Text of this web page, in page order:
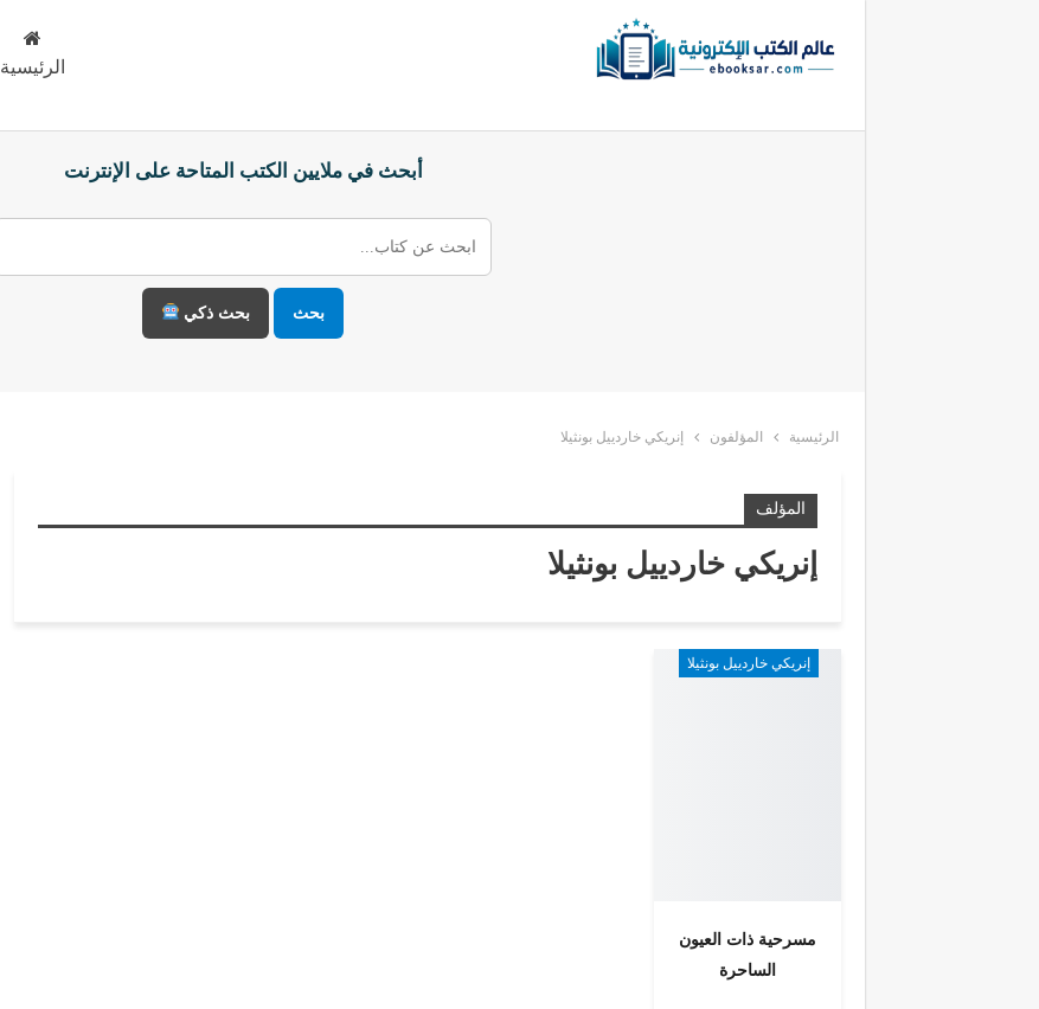
الرئيسية
أبحث في ملايين الكتب المتاحة على الإنترنت
بحث بحث ذكي
الرئيسية المؤلفون إنريكي خاردييل بونثيلا
المؤلف
إنريكي خاردييل بونثيلا
إنريكي خاردييل بونثيلا
مسرحية ذات العيون
الساحرة